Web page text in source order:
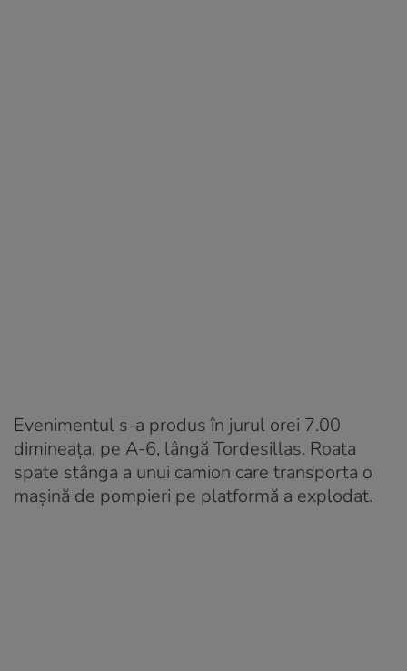
Evenimentul s-a produs în jurul orei 7.00
dimineața, pe A-6, lângă Tordesillas. Roata
spate stânga a unui camion care transporta o
mașină de pompieri pe platformă a explodat.